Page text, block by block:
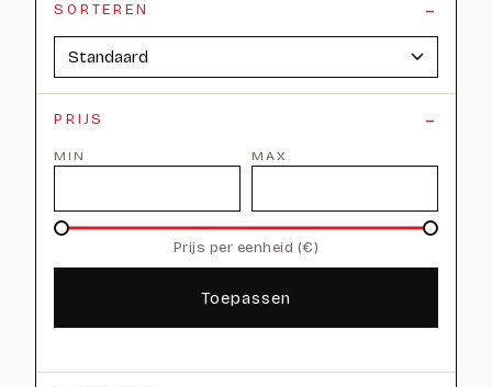
SORTEREN
PRIJS
MIN MAX
Prijs per eenheid (€)
Toepassen